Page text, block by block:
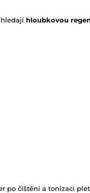
hloubkovou
po čištění a tonizaci